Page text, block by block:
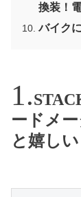
換装！
バイク
ードメ
と嬉しい